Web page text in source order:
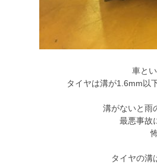
車と
タイヤは溝が1.6mm以
溝がないと雨
最悪事故
タイヤの溝